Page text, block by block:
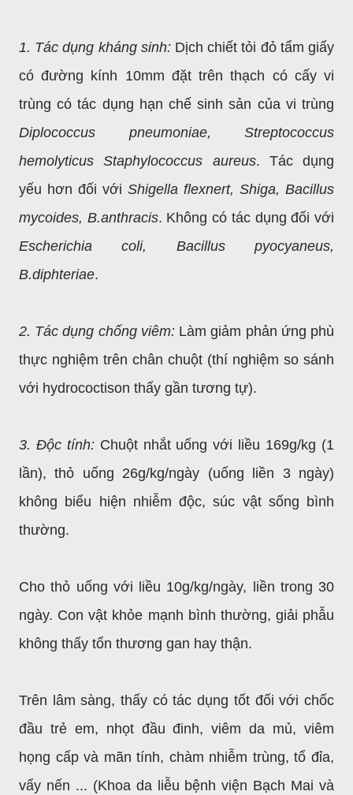
1. Tác dụng kháng sinh:Dịch chiết tỏi đỏ tẩm giấy
có đường kính 10mm đặt trên thạch có cấy vi
trùng có tác dụng hạn chế sinh sản của vi trùng
Diplococcus pneumoniae, Streptococcus
hemolyticus Staphylococcus aureus. Tác dụng
yếu hơn đối với Shigella flexnert, Shiga, Bacillus
mycoides, B.anthracis. Không có tác dụng đối với
Escherichia coli, Bacillus pyocyaneus,
B.diphteriae.
2. Tác dụng chống viêm:Làm giảm phản ứng phù
thực nghiệm trên chân chuột (thí nghiệm so sánh
với hydrococtison thấy gần tương tự).
3. Độc tính:Chuột nhắt uống với liều 169g/kg (1
lần), thỏ uống 26g/kg/ngày (uống liền 3 ngày)
không biểu hiện nhiễm độc, súc vật sống bình
thường.
Cho thỏ uống với liều 10g/kg/ngày, liền trong 30
ngày. Con vật khỏe mạnh bình thường, giải phẫu
không thấy tổn thương gan hay thận.
Trên lâm sàng, thấy có tác dụng tốt đối với chốc
đầu trẻ em, nhọt đầu đinh, viêm da mủ, viêm
họng cấp và mãn tính, chàm nhiễm trùng, tổ đỉa,
vẩy nến ... (Khoa da liễu bệnh viện Bạch Mai và